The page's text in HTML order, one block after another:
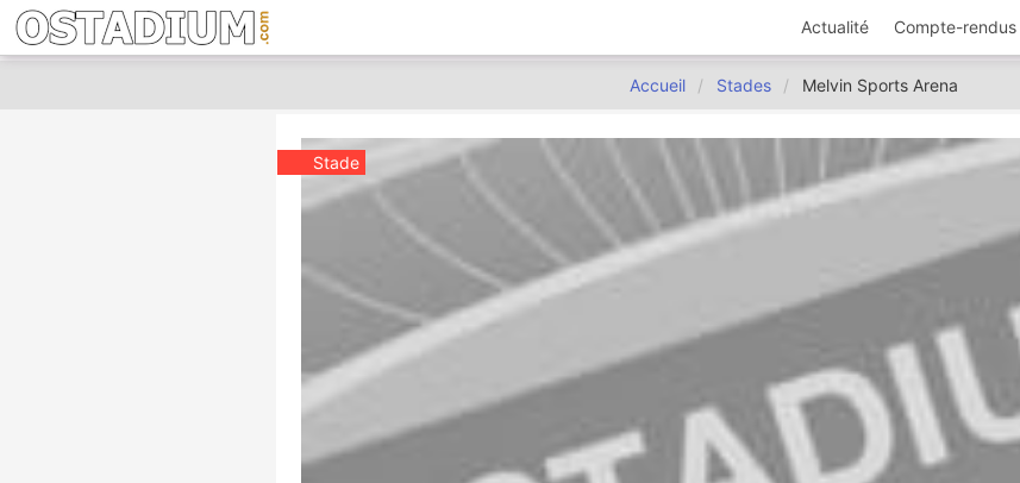
Actualité Compte-rendus
Accueil Stades Melvin Sports Arena
Stade